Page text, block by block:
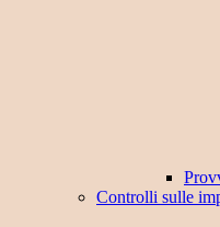
Controlli sulle